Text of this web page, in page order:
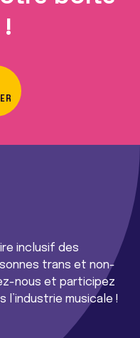
inclusif des
trans et non-
nous et participez
l’industrie musicale !